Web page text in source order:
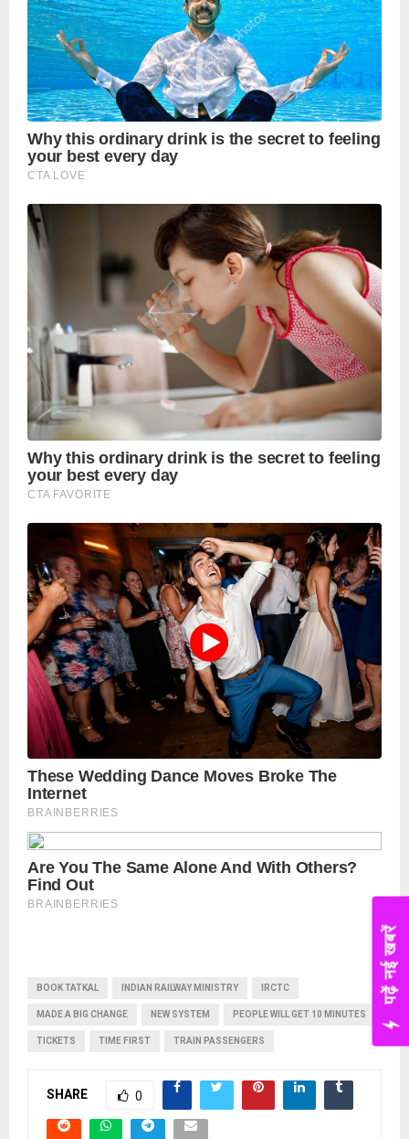
BOOK TATKAL INDIAN RAILWAY MINISTRY IRCTC
MADE A BIG CHANGE NEW SYSTEM PEOPLE WILL GET 10 MINUTES
TICKETS TIME FIRST TRAIN PASSENGERS
SHARE 0
पढ़ें नई खबरें